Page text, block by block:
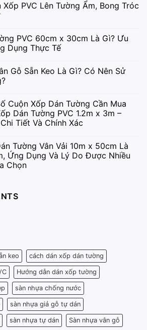
Xốp PVC Lên Tường Ẩm, Bong Tróc
PVC 60cm x 30cm Là Gì? Ưu
Dụng Thực Tế
Gỗ Sẵn Keo Là Gì? Có Nên Sử
Cuộn Xốp Dán Tường Cần Mua
Dán Tường PVC 1.2m x 3m –
Tiết Và Chính Xác
Tường Vân Vải 10m x 50cm Là
Ứng Dụng Và Lý Do Được Nhiều
Chọn
keo cách dán xốp dán tường
Hướng dẫn dán xốp tường
sàn nhựa chống nước
sàn nhựa giả gỗ tự dán
sàn nhựa tự dán Sàn nhựa vân gỗ